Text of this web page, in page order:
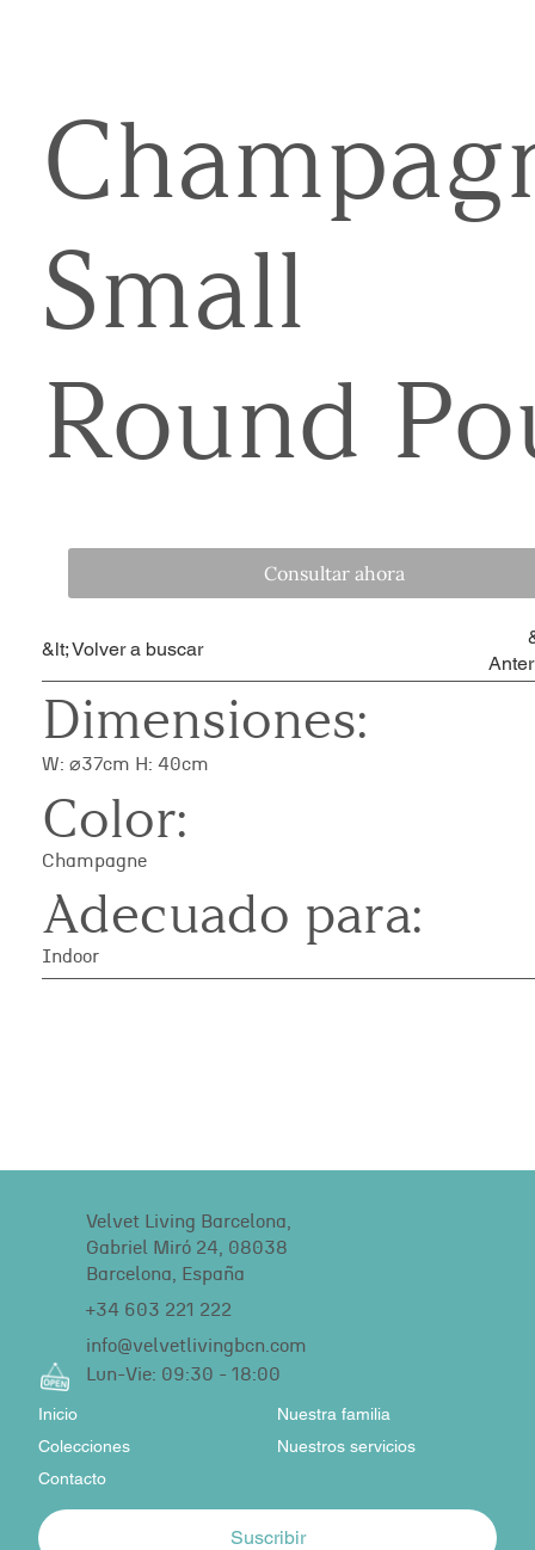
&lt; Volver a buscar
Dimensiones:
Color:
Adecuado para:
W: ⌀37cm H: 40cm
Champagne
Indoor
Small
Round
Consultar ahora
info@velvetlivingbcn.com
+34 603 221 222
Velvet Living Barcelona,
Gabriel Miró 24, 08038
Barcelona, España
Lun-Vie: 09:30 - 18:00
Colecciones Nuestros servicios
Inicio
Contacto
Nuestra familia
Suscribir